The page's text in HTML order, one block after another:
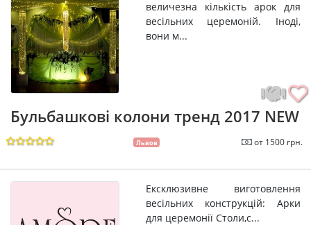
величезна кількість арок для
весільних церемоній. Іноді,
вони м...
Бульбашкові колони тренд 2017 NEW
Львов от 1500 грн.
Ексклюзивне виготовлення
весільних конструкцій: Арки
для церемонії Столи,с...